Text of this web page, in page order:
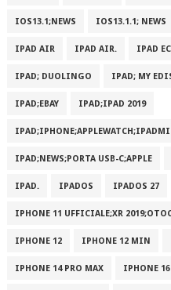
IOS13.1;NEWS IOS13.1.1; NEWS
IPAD AIR IPAD AIR. IPAD
IPAD; DUOLINGO IPAD; MY
IPAD;EBAY IPAD;IPAD 2019
IPAD;NEWS;PORTA USB-C;APPLE
IPAD. IPADOS IPADOS 27
IPHONE 11 UFFICIALE;XR
IPHONE 12 IPHONE 12 MIN
IPHONE 14 PRO MAX IPHONE 16